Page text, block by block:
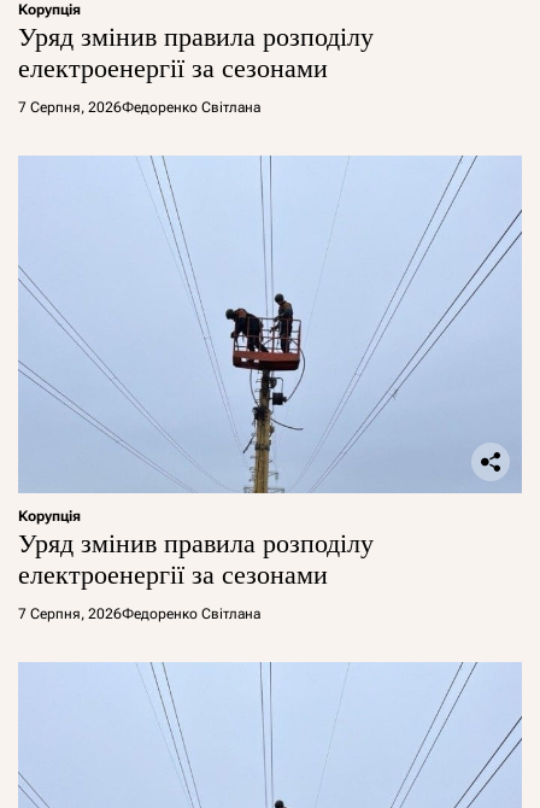
Корупція
Уряд змінив правила розподілу
електроенергії за сезонами
7 Серпня, 2026Федоренко Світлана
Корупція
Уряд змінив правила розподілу
електроенергії за сезонами
7 Серпня, 2026Федоренко Світлана